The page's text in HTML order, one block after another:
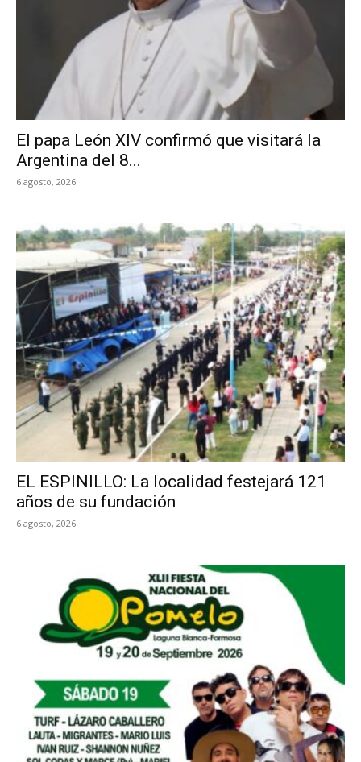
El papa León XIV confirmó que visitará la
Argentina del 8...
6 agosto, 2026
EL ESPINILLO: La localidad festejará 121
años de su fundación
6 agosto, 2026